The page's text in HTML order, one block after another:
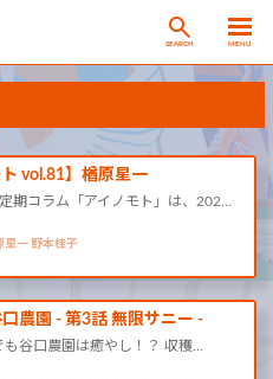
SEARCH MENU
ト vol.81】楢原星一
期コラム「アイノモト」は、202…
星一 野本桂子
農園 - 第3話 無限サニー -
も谷口農園は癒やし！？ 収穫…